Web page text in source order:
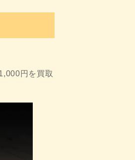
円を買取